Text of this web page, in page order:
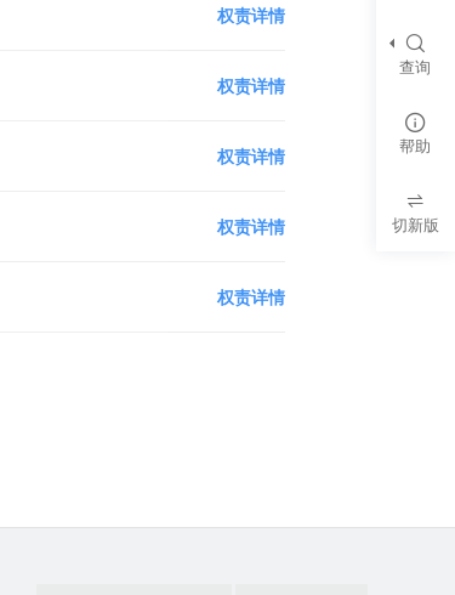
权责详情
权责详情
权责详情
权责详情
权责详情
查询
帮助
切新版